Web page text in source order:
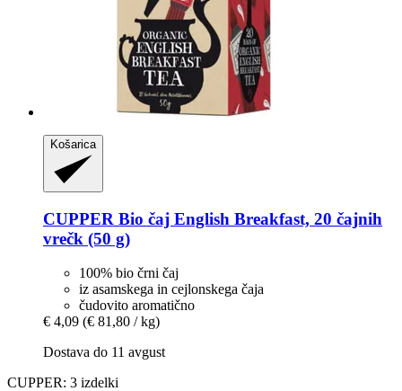
Košarica
CUPPER Bio čaj English Breakfast, 20 čajnih
vrečk (50 g)
100% bio črni čaj
iz asamskega in cejlonskega čaja
čudovito aromatično
€ 4,09 (€ 81,80 / kg)
Dostava do 11 avgust
CUPPER: 3 izdelki